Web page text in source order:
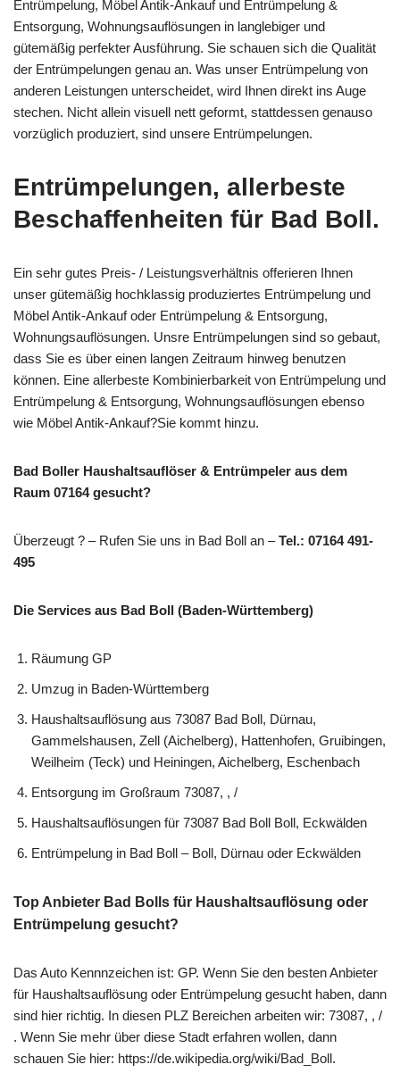
Entrümpelung, Möbel Antik-Ankauf und Entrümpelung &
Entsorgung, Wohnungsauflösungen in langlebiger und
gütemäßig perfekter Ausführung. Sie schauen sich die Qualität
der Entrümpelungen genau an. Was unser Entrümpelung von
anderen Leistungen unterscheidet, wird Ihnen direkt ins Auge
stechen. Nicht allein visuell nett geformt, stattdessen genauso
vorzüglich produziert, sind unsere Entrümpelungen.
Entrümpelungen, allerbeste
Beschaffenheiten für Bad Boll.
Ein sehr gutes Preis- / Leistungsverhältnis offerieren Ihnen
unser gütemäßig hochklassig produziertes Entrümpelung und
Möbel Antik-Ankauf oder Entrümpelung & Entsorgung,
Wohnungsauflösungen. Unsre Entrümpelungen sind so gebaut,
dass Sie es über einen langen Zeitraum hinweg benutzen
können. Eine allerbeste Kombinierbarkeit von Entrümpelung und
Entrümpelung & Entsorgung, Wohnungsauflösungen ebenso
wie Möbel Antik-Ankauf?Sie kommt hinzu.
Bad Boller Haushaltsauflöser & Entrümpeler aus dem
Raum 07164 gesucht?
Überzeugt ? – Rufen Sie uns in Bad Boll an –Tel.: 07164 491-
495
Die Services aus Bad Boll (Baden-Württemberg)
Räumung GP
Umzug in Baden-Württemberg
Haushaltsauflösung aus 73087 Bad Boll, Dürnau,
Gammelshausen, Zell (Aichelberg), Hattenhofen, Gruibingen,
Weilheim (Teck) und Heiningen, Aichelberg, Eschenbach
Entsorgung im Großraum 73087, , /
Haushaltsauflösungen für 73087 Bad Boll Boll, Eckwälden
Entrümpelung in Bad Boll – Boll, Dürnau oder Eckwälden
Top Anbieter Bad Bolls für Haushaltsauflösung oder
Entrümpelung gesucht?
Das Auto Kennnzeichen ist: GP. Wenn Sie den besten Anbieter
für Haushaltsauflösung oder Entrümpelung gesucht haben, dann
sind hier richtig. In diesen PLZ Bereichen arbeiten wir: 73087, , /
. Wenn Sie mehr über diese Stadt erfahren wollen, dann
schauen Sie hier: https://de.wikipedia.org/wiki/Bad_Boll.